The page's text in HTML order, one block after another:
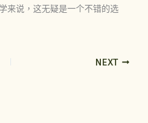
来说，这无疑是一个不错的选
NEXT